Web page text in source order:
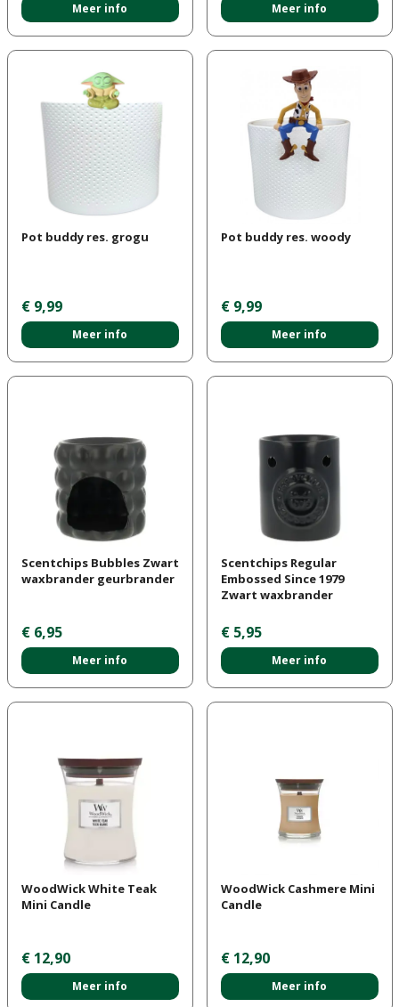
Meer info Meer info
Pot buddy res. grogu
€ 9,99
Meer info
Pot buddy res. woody
€ 9,99
Meer info
Scentchips Bubbles Zwart
waxbrander geurbrander
€ 6,95
Meer info
Scentchips Regular
Embossed Since 1979
Zwart waxbrander
€ 5,95
Meer info
WoodWick White Teak
Mini Candle
€ 12,90
Meer info
WoodWick Cashmere Mini
Candle
€ 12,90
Meer info